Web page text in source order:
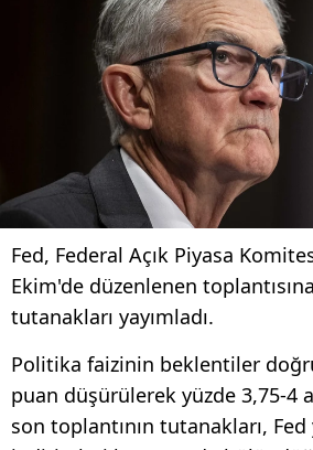
Fed, Federal Açık Piyasa
Ekim'de düzenlenen
tutanakları yayımladı.
Politika faizinin beklentiler
puan düşürülerek yüzde 3,75-4
son toplantının tutanakları,